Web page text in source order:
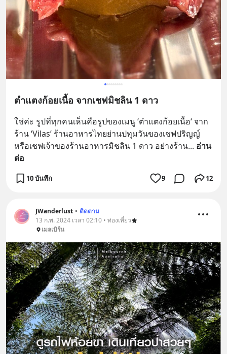
ตำแตงก้อยเนื้อ จากเชฟมิชลิน 1 ดาว
ใช่ค่ะ รูปที่ทุกคนเห็นคือรูปของเมนู ‘ตำแตงก้อยเนื้อ‘ จาก
ร้าน ‘Vilas’ ร้านอาหารไทยย่านปทุมวันของเชฟปริญญ์
หรือเชฟเจ้าของร้านอาหารมิชลิน 1 ดาว อย่างร้าน... อ่าน
ต่อ
10 บันทึก 9 12
JWanderlust • ติดตาม
13 ก.พ. 2024 เวลา 02:10 • ท่องเที่ยว
เมลเบิร์น